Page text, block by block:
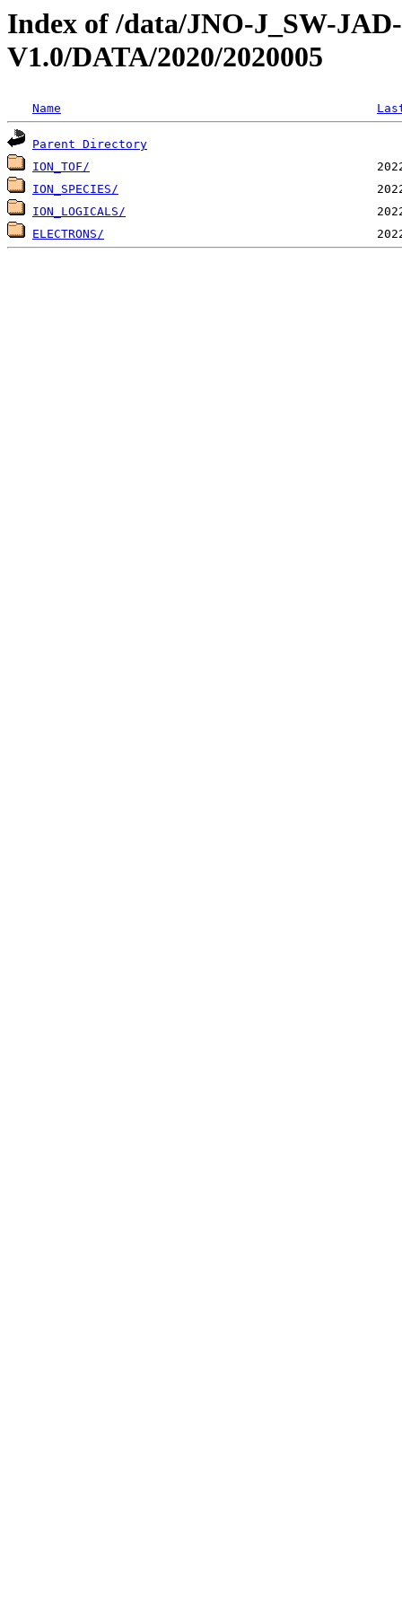
Index of /data/JNO-J_SW-
V1.0/DATA/2020/2020005
Name
Parent Directory
ION_TOF/
ION_SPECIES/
ION_LOGICALS/
ELECTRONS/